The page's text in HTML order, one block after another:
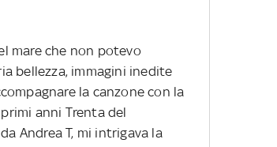
mare che non potevo
bellezza, immagini inedite
la canzone con la
anni Trenta del
Andrea T, mi intrigava la